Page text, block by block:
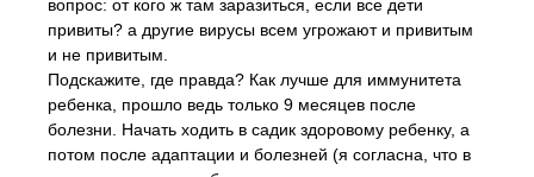
вопрос: от кого ж там заразиться, если все дети
привиты? а другие вирусы всем угрожают и привитым
и не привитым.
Подскажите, где правда? Как лучше для иммунитета
ребенка, прошло ведь только 9 месяцев после
болезни. Начать ходить в садик здоровому ребенку, а
потом после адаптации и болезней (я согласна, что в